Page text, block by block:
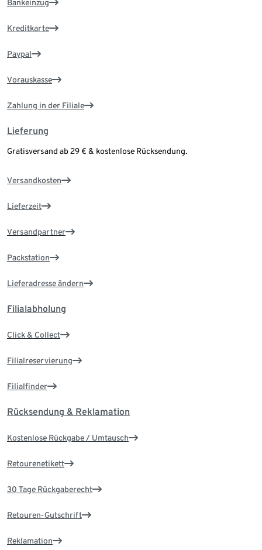
Bankeinzug
Kreditkarte
Paypal
Vorauskasse
Zahlung in der Filiale
Lieferung
Gratisversand ab 29 € & kostenlose Rücksendung.
Versandkosten
Lieferzeit
Versandpartner
Packstation
Lieferadresse ändern
Filialabholung
Click & Collect
Filialreservierung
Filialfinder
Rücksendung & Reklamation
Kostenlose Rückgabe / Umtausch
Retourenetikett
30 Tage Rückgaberecht
Retouren-Gutschrift
Reklamation